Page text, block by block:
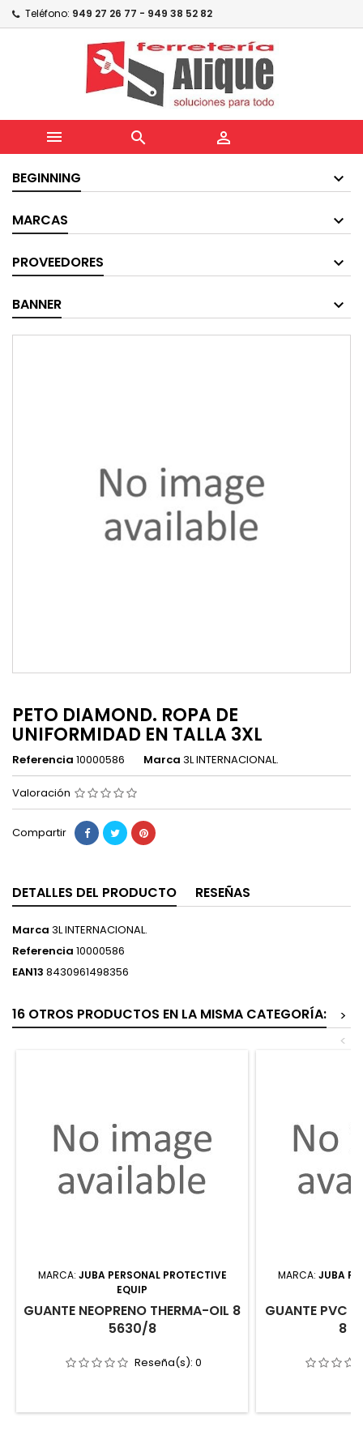
Teléfono: 949 27 26 77 - 949 38 52 82
  
BEGINNING
MARCAS
PROVEEDORES
BANNER
PETO DIAMOND. ROPA DE
UNIFORMIDAD EN TALLA 3XL
Referencia 10000586 Marca 3L INTERNACIONAL.
Valoración
Compartir
DETALLES DEL PRODUCTO RESEÑAS
Marca 3L INTERNACIONAL.
Referencia 10000586
EAN13 8430961498356
16 OTROS PRODUCTOS EN LA MISMA CATEGORÍA:
>
<
MARCA: JUBA PERSONAL PROTECTIVE
EQUIP
GUANTE NEOPRENO THERMA-OIL 8
5630/8
Reseña(s): 0
MARCA: JUBA
GUANTE PVC
8